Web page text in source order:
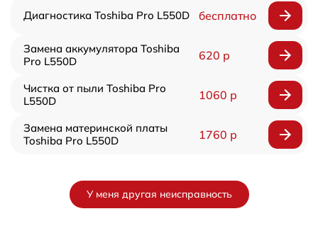
Диагностика Toshiba Pro L550D бесплатно
Замена аккумулятора Toshiba
Pro L550D
620 р
Чистка от пыли Toshiba Pro
L550D
1060 р
Замена материнской платы
Toshiba Pro L550D
1760 р
У меня другая неисправность